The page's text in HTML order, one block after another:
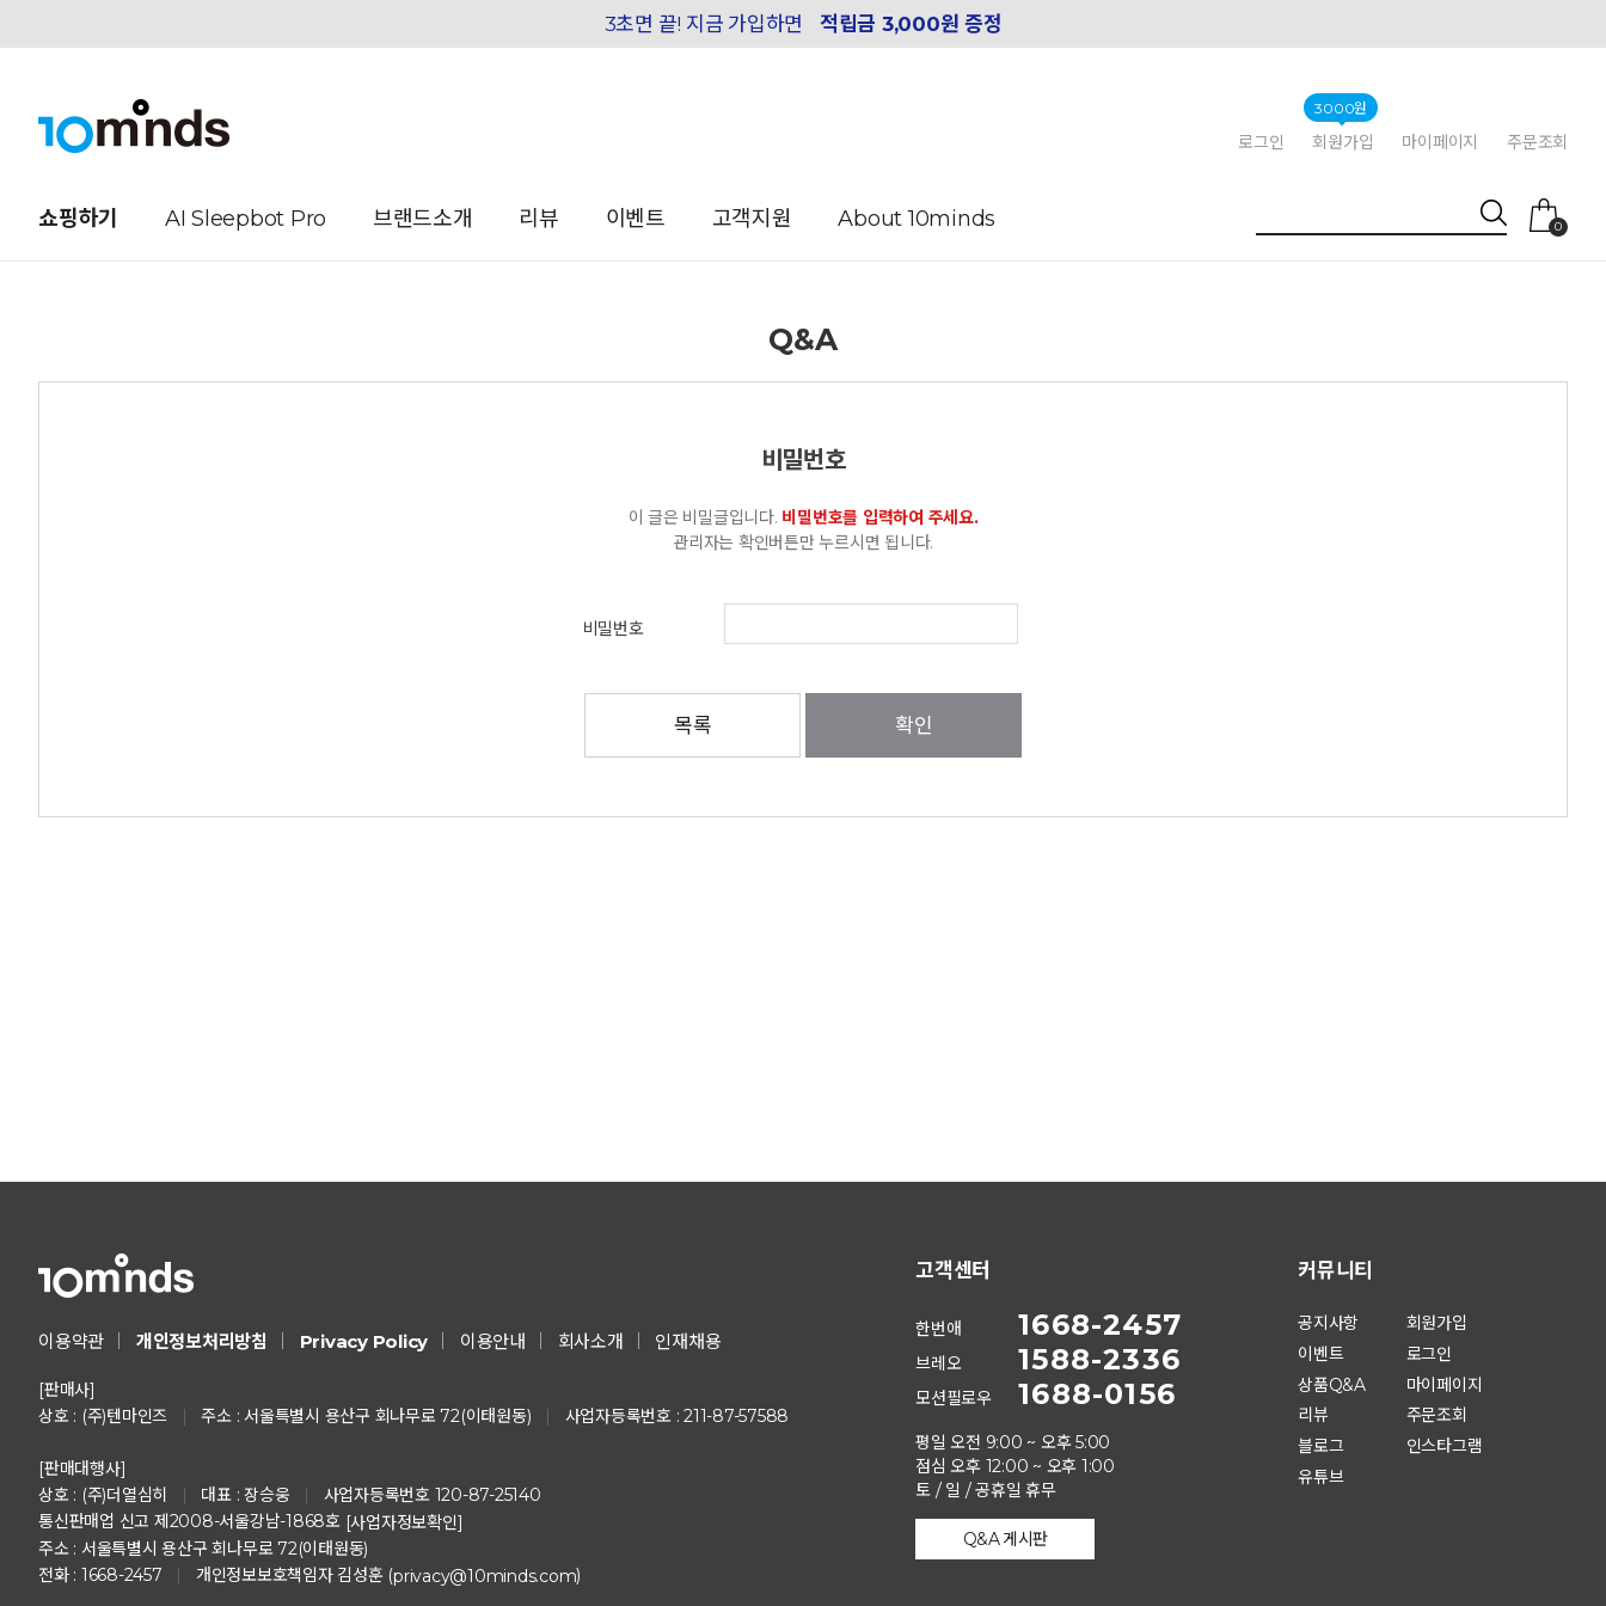
3초면 끝! 지금 가입하면 적립금 3,000원 증정
로그인 회원가입
3000원
마이페이지 주문조회
쇼핑하기 AI Sleepbot Pro 브랜드소개 리뷰 이벤트 고객지원 About 10minds 0
Q&A
비밀번호
이 글은 비밀글입니다. 비밀번호를 입력하여 주세요.
관리자는 확인버튼만 누르시면 됩니다.
비밀번호
목록 확인
이용약관 개인정보처리방침 Privacy Policy 이용안내 회사소개 인재채용
[판매사]
상호 : (주)텐마인즈
| 주소 : 서울특별시 용산구 회나무로 72(이태원동) | 사업자등록번호 : 211-87-57588
[판매대행사]
상호 : (주)더열심히
| 대표 : 장승웅 |
사업자등록번호 120-87-25140
통신판매업 신고 제2008-서울강남-1868호 [사업자정보확인]
주소 : 서울특별시 용산구 회나무로 72(이태원동)
전화 : 1668-2457
개인정보보호책임자 김성훈 (privacy@10minds.com)
고객센터
한번애 1668-2457
브레오 1588-2336
모션필로우 1688-0156
평일 오전 9:00 ~ 오후 5:00
점심 오후 12:00 ~ 오후 1:00
토 / 일 / 공휴일 휴무
Q&A 게시판
커뮤니티
공지사항
이벤트
상품Q&A
리뷰
블로그
유튜브
회원가입
로그인
마이페이지
주문조회
인스타그램